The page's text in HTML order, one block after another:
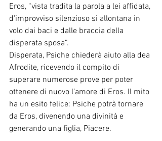
Eros, “vista tradita la parola a lei affidata,
d'improvviso silenzioso si allontana in
volo dai baci e dalle braccia della
disperata sposa”.
Disperata, Psiche chiederà aiuto alla dea
Afrodite, ricevendo il compito di
superare numerose prove per poter
ottenere di nuovo l’amore di Eros. Il mito
ha un esito felice: Psiche potrà tornare
da Eros, divenendo una divinità e
generando una figlia, Piacere.